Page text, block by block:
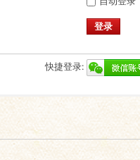
登录
快捷登录: